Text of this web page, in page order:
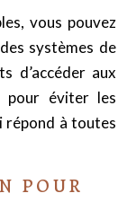
vous pouvez
systèmes de
d’accéder aux
pour éviter les
répond à toutes
POUR